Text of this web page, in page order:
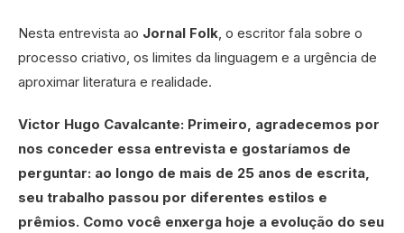
Nesta entrevista ao Jornal Folk , o escritor fala sobre o
processo criativo, os limites da linguagem e a urgência de
aproximar literatura e realidade.
Victor Hugo Cavalcante: Primeiro, agradecemos por
nos conceder essa entrevista e gostaríamos de
perguntar: ao longo de mais de 25 anos de escrita,
seu trabalho passou por diferentes estilos e
prêmios. Como você enxerga hoje a evolução do seu